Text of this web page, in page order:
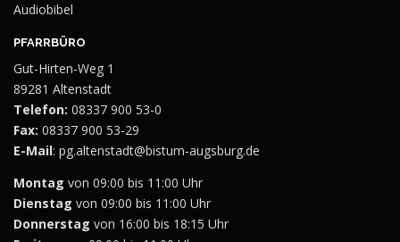
Audiobibel
PFARRBÜRO
Gut-Hirten-Weg 1
89281 Altenstadt
Telefon: 08337 900 53-0
Fax: 08337 900 53-29
E-Mail: pg.altenstadt@bistum-augsburg.de
Montag von 09:00 bis 11:00 Uhr
Dienstag von 09:00 bis 11:00 Uhr
Donnerstag von 16:00 bis 18:15 Uhr